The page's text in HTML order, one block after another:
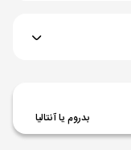
بدروم یا آنتالیا